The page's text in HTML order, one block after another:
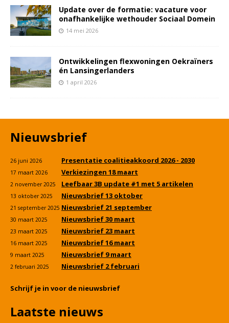
Update over de formatie: vacature voor
onafhankelijke wethouder Sociaal Domein
14 mei 2026
Ontwikkelingen flexwoningen Oekraïners
én Lansingerlanders
1 april 2026
Nieuwsbrief
26 juni 2026 Presentatie coalitieakkoord 2026 - 2030
17 maart 2026 Verkiezingen 18 maart
2 november 2025 Leefbaar 3B update #1 met 5 artikelen
13 oktober 2025 Nieuwsbrief 13 oktober
21 september 2025 Nieuwsbrief 21 september
30 maart 2025 Nieuwsbrief 30 maart
23 maart 2025 Nieuwsbrief 23 maart
16 maart 2025 Nieuwsbrief 16 maart
9 maart 2025 Nieuwsbrief 9 maart
2 februari 2025 Nieuwsbrief 2 februari
Schrijf je in voor de nieuwsbrief
Laatste nieuws